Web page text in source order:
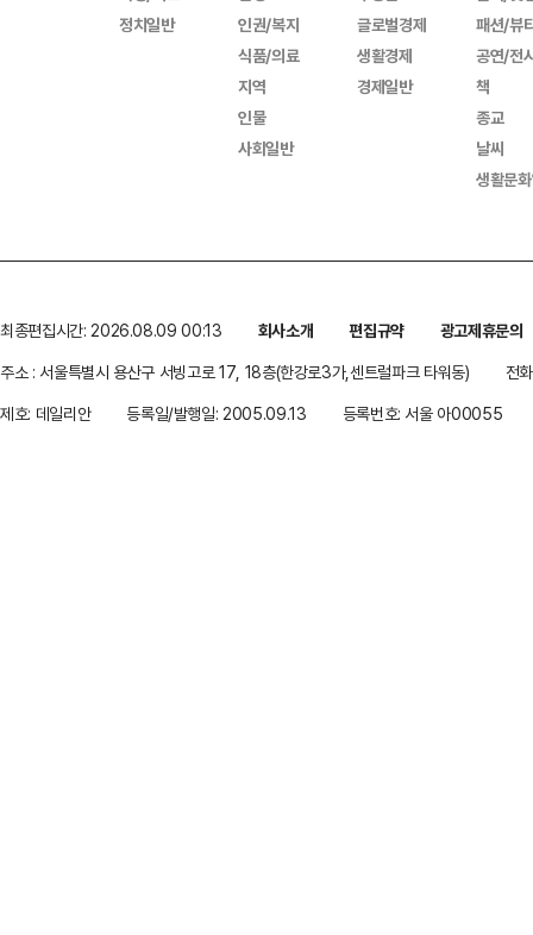
정치일반
인권/복지
식품/의료
지역
인물
사회일반
글로벌경제
생활경제
경제일반
패션/뷰
공연/전
책
종교
날씨
생활문
최종편집시간: 2026.08.09 00:13 회사소개 편집규약
광고제휴문의
주소 : 서울특별시 용산구 서빙고로 17, 18층(한강로3가,센트럴파크 타워동)
전
제호: 데일리안
등록일/발행일: 2005.09.13 등록번호: 서울 아00055